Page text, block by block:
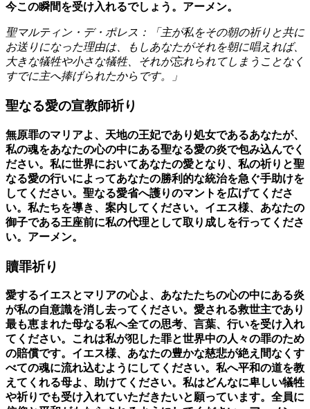
今この瞬間を受け入れるでしょう。アーメン。
聖マルティン・デ・ポレス：「主が私をその朝の祈りと共に
お送りになった理由は、もしあなたがそれを朝に唱えれば、
大きな犠牲や小さな犠牲、それが忘れられてしまうことなく
すでに主へ捧げられたからです。」
聖なる愛の宣教師祈り
無原罪のマリアよ、天地の王妃であり処女であるあなたが、
私の魂をあなたの心の中にある聖なる愛の炎で包み込んでく
ださい。私に世界においてあなたの愛となり、私の祈りと聖
なる愛の行いによってあなたの勝利的な統治を急ぐ手助けを
してください。聖なる愛省へ護りのマントを広げてくださ
い。私たちを導き、案内してください。イエス様、あなたの
御子である王座前に私の代理として取り成しを行ってくださ
い。アーメン。
贖罪祈り
愛するイエスとマリアの心よ、あなたたちの心の中にある炎
が私の自意識を消し去ってください。愛される救世主であり
最も恵まれた母なる私へ全ての思考、言葉、行いを受け入れ
てください。これは私が犯した罪と世界中の人々の罪のため
の賠償です。イエス様、あなたの豊かな慈悲が絶え間なくす
べての魂に流れ込むようにしてください。私へ平和の道を教
えてくれる母よ、助けてください。私はどんなに卑しい犠牲
や祈りでも受け入れていただきたいと願っています。全員に